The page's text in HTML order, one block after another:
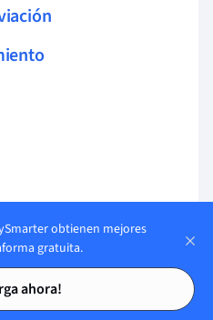
de estudio
de estudio
obtienen mejores
gratuita.
ahora!